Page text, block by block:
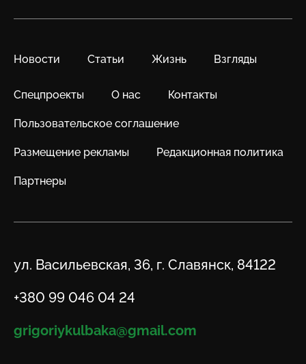
Новости Статьи Жизнь Взгляды
Спецпроекты О нас Контакты
Пользовательское соглашение
Размещение рекламы Редакционная политика
Партнеры
Адрес
ул. Васильевская, 36, г. Славянск, 84122
Телефон
+380 99 046 04 24
Email
grigoriykulbaka@gmail.com